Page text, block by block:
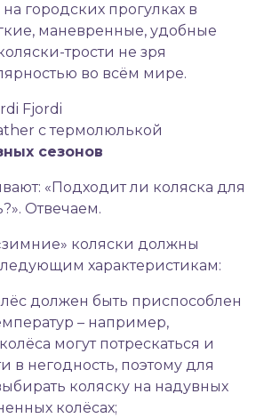
городских прогулках в
маневренные, удобные
трости не зря
во всём мире.
Fjordi
с термолюлькой
сезонов
«Подходит ли коляска для
Отвечаем.
коляски должны
характеристикам:
должен быть приспособлен
– например,
могут потрескаться и
в негодность, поэтому для
коляску на надувных
колёсах;